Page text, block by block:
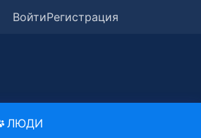
ВойтиРегистрация
ЛЮДИ